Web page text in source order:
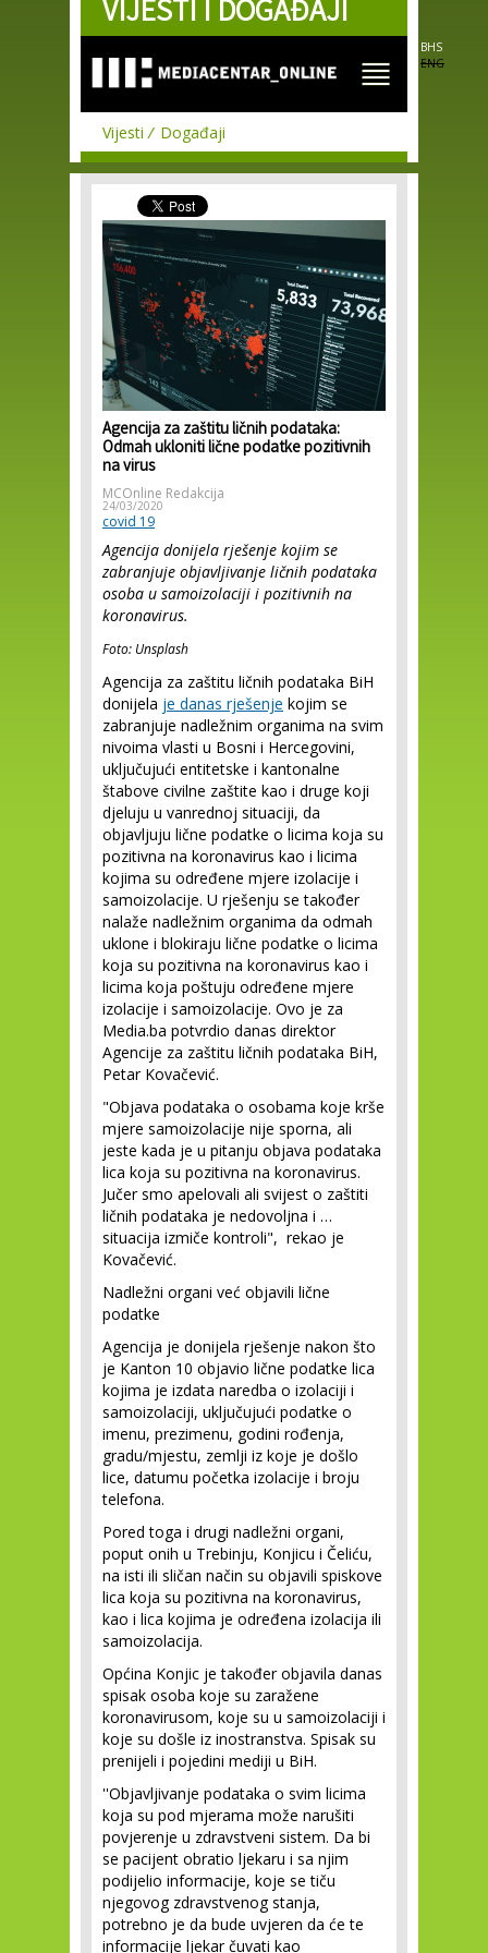
Skip to
main
VIJESTI I DOGAĐAJI
BHS
ENG
Vijesti Događaji
Agencija za zaštitu ličnih podataka:
Odmah ukloniti lične podatke pozitivnih
na virus
MCOnline Redakcija
24/03/2020
covid 19
Agencija donijela rješenje kojim se
zabranjuje objavljivanje ličnih podataka
osoba u samoizolaciji i pozitivnih na
koronavirus.
Foto: Unsplash
Agencija za zaštitu ličnih podataka BiH
donijela je danas rješenje kojim se
zabranjuje nadležnim organima na svim
nivoima vlasti u Bosni i Hercegovini,
uključujući entitetske i kantonalne
štabove civilne zaštite kao i druge koji
djeluju u vanrednoj situaciji, da
objavljuju lične podatke o licima koja su
pozitivna na koronavirus kao i licima
kojima su određene mjere izolacije i
samoizolacije. U rješenju se također
nalaže nadležnim organima da odmah
uklone i blokiraju lične podatke o licima
koja su pozitivna na koronavirus kao i
licima koja poštuju određene mjere
izolacije i samoizolacije. Ovo je za
Media.ba potvrdio danas direktor
Agencije za zaštitu ličnih podataka BiH,
Petar Kovačević.
"Objava podataka o osobama koje krše
mjere samoizolacije nije sporna, ali
jeste kada je u pitanju objava podataka
lica koja su pozitivna na koronavirus.
Jučer smo apelovali ali svijest o zaštiti
ličnih podataka je nedovoljna i …
situacija izmiče kontroli", rekao je
Kovačević.
Nadležni organi već objavili lične
podatke
Agencija je donijela rješenje nakon što
je Kanton 10 objavio lične podatke lica
kojima je izdata naredba o izolaciji i
samoizolaciji, uključujući podatke o
imenu, prezimenu, godini rođenja,
gradu/mjestu, zemlji iz koje je došlo
lice, datumu početka izolacije i broju
telefona.
Pored toga i drugi nadležni organi,
poput onih u Trebinju, Konjicu i Čeliću,
na isti ili sličan način su objavili spiskove
lica koja su pozitivna na koronavirus,
kao i lica kojima je određena izolacija ili
samoizolacija.
Općina Konjic je također objavila danas
spisak osoba koje su zaražene
koronavirusom, koje su u samoizolaciji i
koje su došle iz inostranstva. Spisak su
prenijeli i pojedini mediji u BiH.
''Objavljivanje podataka o svim licima
koja su pod mjerama može narušiti
povjerenje u zdravstveni sistem. Da bi
se pacijent obratio ljekaru i sa njim
podijelio informacije, koje se tiču
njegovog zdravstvenog stanja,
potrebno je da bude uvjeren da će te
informacije ljekar čuvati kao